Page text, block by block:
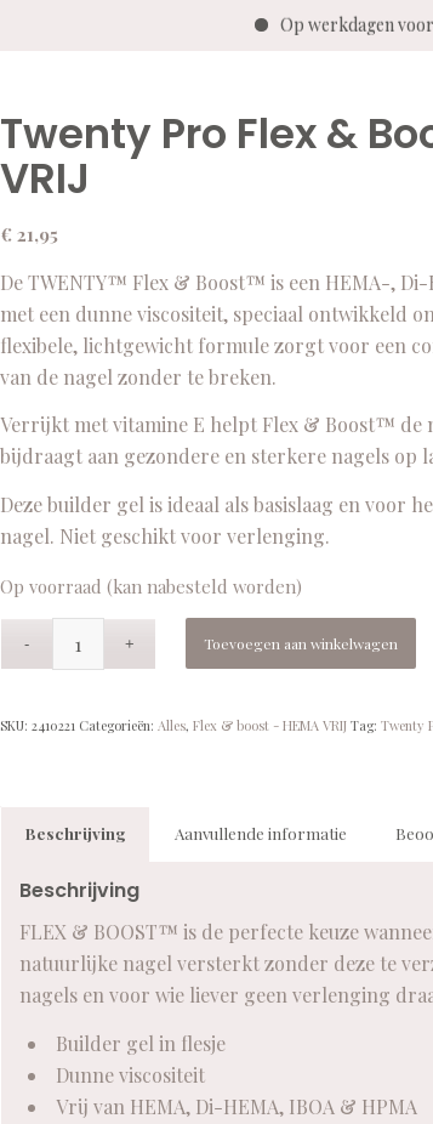
Op werkdagen voor 14:00
Twenty Pro Flex &
VRIJ
€ 21,95
De TWENTY™ Flex & Boost™ is een HEMA-,
met een dunne viscositeit, speciaal ontwikkeld
flexibele, lichtgewicht formule zorgt voor een
van de nagel zonder te breken.
Verrijkt met vitamine E helpt Flex & Boost™ de
bijdraagt aan gezondere en sterkere nagels op
Deze builder gel is ideaal als basislaag en voor
nagel. Niet geschikt voor verlenging.
Op voorraad (kan nabesteld worden)
Toevoegen aan winkelwagen
SKU: 2410221 Categorieën: Alles, Flex & boost - HEMA VRIJ Tag: Twenty
Beschrijving Aanvullende informatie
Beschrijving
FLEX & BOOST™ is de perfecte keuze
natuurlijke nagel versterkt zonder deze te
nagels en voor wie liever geen verlenging
Builder gel in flesje
Dunne viscositeit
Vrij van HEMA, Di-HEMA, IBOA & HPMA